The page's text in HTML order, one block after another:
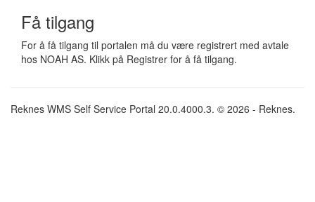
Få tilgang
For å få tilgang til portalen må du være registrert med avtale
hos NOAH AS. Klikk på Registrer for å få tilgang.
Reknes WMS Self Service Portal 20.0.4000.3. © 2026 - Reknes.